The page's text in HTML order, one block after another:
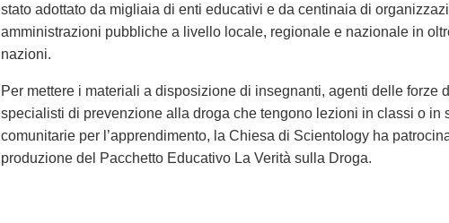
stato adottato da migliaia di enti educativi e da centinaia di
amministrazioni pubbliche a livello locale, regionale e nazionale in
nazioni.
Per mettere i materiali a disposizione di insegnanti, agenti delle forze
specialisti di prevenzione alla droga che tengono lezioni in classi o in
comunitarie per l’apprendimento, la Chiesa di Scientology ha
produzione del Pacchetto Educativo La Verità sulla Droga.